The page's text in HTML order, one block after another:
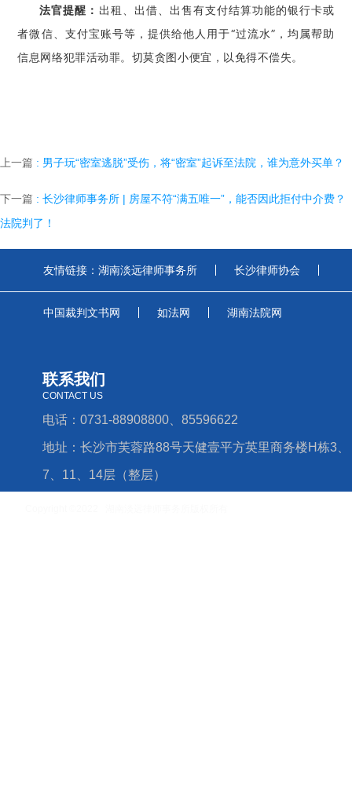
法官提醒： 出租、出借、出售有支付结算功能的银行卡或
者微信、支付宝账号等，提供给他人用于“过流水”，均属帮助
信息网络犯罪活动罪。切莫贪图小便宜，以免得不偿失。
上一篇 : 男子玩“密室逃脱”受伤，将“密室”起诉至法院，谁为意外买单？
下一篇 : 长沙律师事务所 | 房屋不符“满五唯一”，能否因此拒付中介费？
法院判了！
友情链接： 湖南淡远律师事务所 长沙律师协会
中国裁判文书网 如法网 湖南法院网
联系我们
CONTACT US
电话：0731-88908800、85596622
地址：长沙市芙蓉路88号天健壹平方英里商务楼H栋3、
7、11、14层（整层）